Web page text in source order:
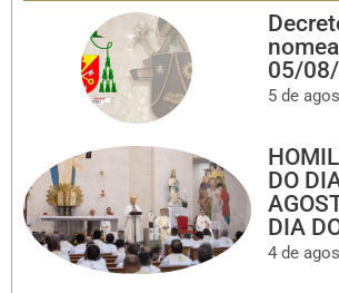
05/
5 de
DO
DIA
4 de